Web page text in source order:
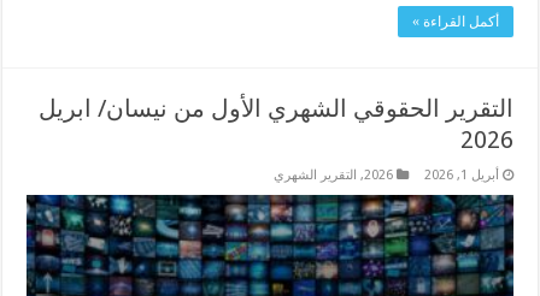
أكمل القراءة »
التقرير الحقوقي الشهري الأول من نيسان/ ابريل
2026
أبريل 1, 2026 2026
, التقرير الشهري